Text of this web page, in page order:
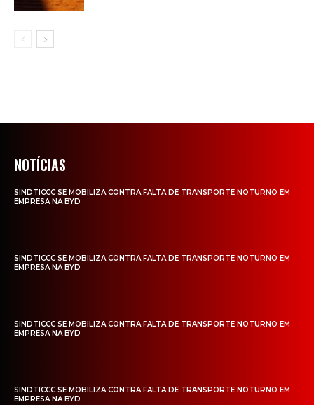
NOTÍCIAS
SINDTICCC SE MOBILIZA CONTRA FALTA DE TRANSPORTE NOTURNO EM
EMPRESA NA BYD
SINDTICCC SE MOBILIZA CONTRA FALTA DE TRANSPORTE NOTURNO EM
EMPRESA NA BYD
SINDTICCC SE MOBILIZA CONTRA FALTA DE TRANSPORTE NOTURNO EM
EMPRESA NA BYD
SINDTICCC SE MOBILIZA CONTRA FALTA DE TRANSPORTE NOTURNO EM
EMPRESA NA BYD